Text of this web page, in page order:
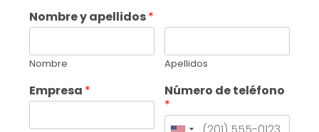
Nombre y apellidos*
Nombre Apellidos
Empresa *
Número de teléfono
*